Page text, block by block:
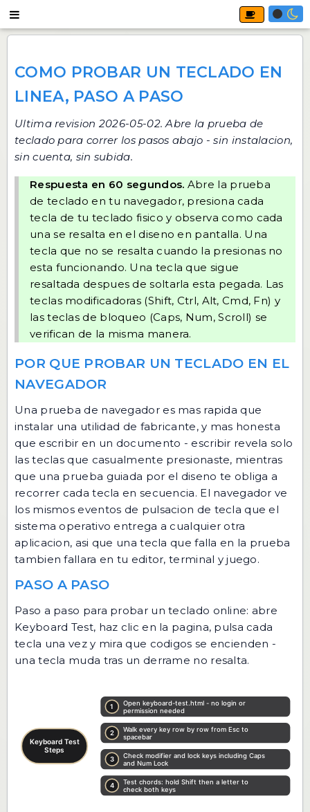
COMO PROBAR UN TECLADO EN
LINEA, PASO A PASO
Ultima revision 2026-05-02. Abre la prueba de
teclado para correr los pasos abajo - sin instalacion,
sin cuenta, sin subida.
Respuesta en 60 segundos. Abre la prueba
de teclado en tu navegador, presiona cada
tecla de tu teclado fisico y observa como cada
una se resalta en el diseno en pantalla. Una
tecla que no se resalta cuando la presionas no
esta funcionando. Una tecla que sigue
resaltada despues de soltarla esta pegada. Las
teclas modificadoras (Shift, Ctrl, Alt, Cmd, Fn) y
las teclas de bloqueo (Caps, Num, Scroll) se
verifican de la misma manera.
POR QUE PROBAR UN TECLADO EN EL
NAVEGADOR
Una prueba de navegador es mas rapida que
instalar una utilidad de fabricante, y mas honesta
que escribir en un documento - escribir revela solo
las teclas que casualmente presionaste, mientras
que una prueba guiada por el diseno te obliga a
recorrer cada tecla en secuencia. El navegador ve
los mismos eventos de pulsacion de tecla que el
sistema operativo entrega a cualquier otra
aplicacion, asi que una tecla que falla en la prueba
tambien fallara en tu editor, terminal y juego.
PASO A PASO
Paso a paso para probar un teclado online: abre
Keyboard Test, haz clic en la pagina, pulsa cada
tecla una vez y mira que codigos se encienden -
una tecla muda tras un derrame no resalta.